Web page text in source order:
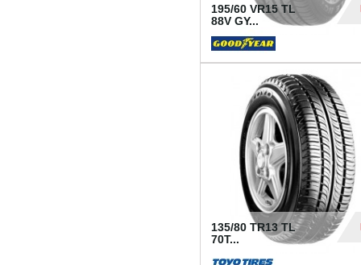
195/60 VR15 TL
88V GY...
135/80 TR13 TL
70T...